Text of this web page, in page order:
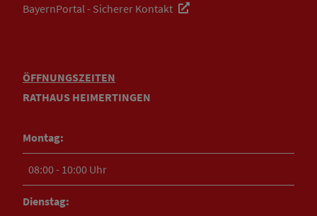
BayernPortal - Sicherer Kontakt
ÖFFNUNGSZEITEN
RATHAUS HEIMERTINGEN
Montag:
08:00 - 10:00 Uhr
Dienstag: